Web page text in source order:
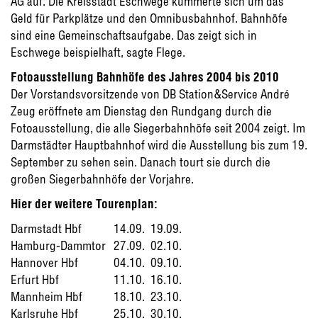
Geld für Parkplätze und den Omnibusbahnhof. Bahnhöfe
sind eine Gemeinschaftsaufgabe. Das zeigt sich in
Eschwege beispielhaft, sagte Flege.
Fotoausstellung Bahnhöfe des Jahres 2004 bis 2010
Der Vorstandsvorsitzende von DB Station&Service André
Zeug eröffnete am Dienstag den Rundgang durch die
Fotoausstellung, die alle Siegerbahnhöfe seit 2004 zeigt. Im
Darmstädter Hauptbahnhof wird die Ausstellung bis zum 19.
September zu sehen sein. Danach tourt sie durch die
großen Siegerbahnhöfe der Vorjahre.
Hier der weitere Tourenplan:
Darmstadt Hbf
Hamburg-Dammtor
Hannover Hbf
Erfurt Hbf
Mannheim Hbf
Karlsruhe Hbf
14.09.  19.09.
27.09.  02.10.
04.10.  09.10.
11.10.  16.10.
18.10.  23.10.
25.10.  30.10.